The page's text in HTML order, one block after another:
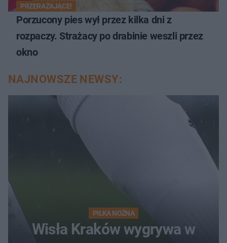
PRZERAŻAJĄCE!
Porzucony pies wył przez kilka dni z
rozpaczy. Strażacy po drabinie weszli przez
okno
NAJNOWSZE NEWSY:
PIŁKA NOŻNA
Wisła Kraków wygrywa w